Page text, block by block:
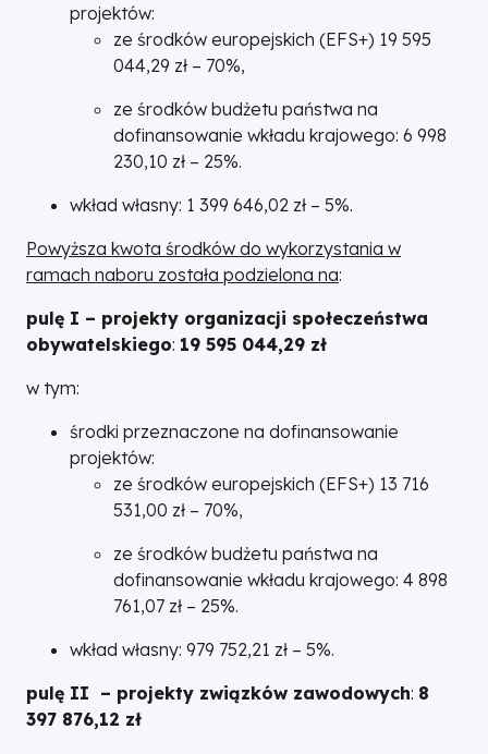
projektów:
ze środków europejskich (EFS+) 19 595
044,29 zł – 70%,
ze środków budżetu państwa na
dofinansowanie wkładu krajowego: 6 998
230,10 zł – 25%.
wkład własny: 1 399 646,02 zł – 5%.
Powyższa kwota środków do wykorzystania w
ramach naboru została podzielona na:
pulę I – projekty organizacji społeczeństwa
obywatelskiego: 19 595 044,29 zł
w tym:
środki przeznaczone na dofinansowanie
projektów:
ze środków europejskich (EFS+) 13 716
531,00 zł – 70%,
ze środków budżetu państwa na
dofinansowanie wkładu krajowego: 4 898
761,07 zł – 25%.
wkład własny: 979 752,21 zł – 5%.
pulę II – projekty związków zawodowych: 8
397 876,12 zł